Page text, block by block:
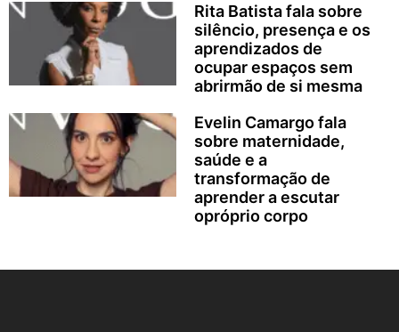
Rita Batista fala sobre
silêncio, presença e os
aprendizados de
ocupar espaços sem
abrirmão de si mesma
Evelin Camargo fala
sobre maternidade,
saúde e a
transformação de
aprender a escutar
opróprio corpo